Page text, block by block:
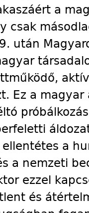
a
csak
után
Ez a
a
a nemzeti
ezzel
és